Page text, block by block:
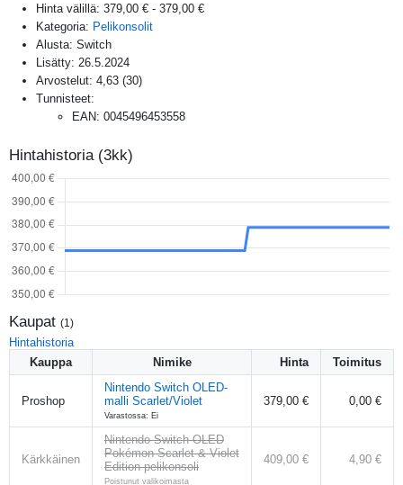
Hinta välillä: 379,00 € - 379,00 €
Kategoria: Pelikonsolit
Alusta: Switch
Lisätty: 26.5.2024
Arvostelut: 4,63 (30)
Tunnisteet:
EAN: 0045496453558
Hintahistoria (3kk)
Kaupat (1 )
Hintahistoria
Kauppa
Nimike Hinta Toimitus
Proshop
Nintendo Switch OLED-
malli Scarlet/Violet
Varastossa: Ei
379,00 € 0,00 €
Kärkkäinen
Nintendo Switch OLED
Pokémon Scarlet & Violet
Edition pelikonsoli
Poistunut valikoimasta
409,00 € 4,90 €